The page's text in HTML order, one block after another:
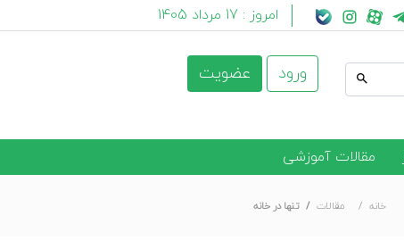
امروز : 17 مرداد 1405
ورود عضویت
مقالات آموزشی
خانه مقالات تنها در خانه